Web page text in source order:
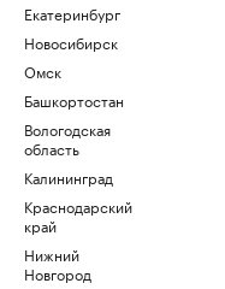
Екатеринбург
Новосибирск
Омск
Башкортостан
Вологодская
область
Калининград
Краснодарский
край
Нижний
Новгород